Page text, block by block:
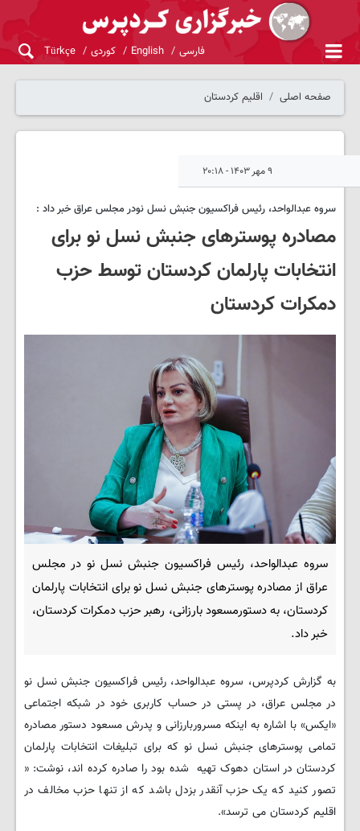
فارسی English کوردی Türkçe
صفحه اصلی اقلیم کردستان
۹ مهر ۱۴۰۳ - ۲۰:۱۸
سروه عبدالواحد، رئیس فراکسیون جنبش نسل نودر مجلس عراق خبر داد :
مصادره پوسترهای جنبش نسل نو برای
انتخابات پارلمان کردستان توسط حزب
دمکرات کردستان
سروه عبدالواحد، رئیس فراکسیون جنبش نسل نو در مجلس
عراق از مصادره پوسترهای جنبش نسل نو برای انتخابات پارلمان
کردستان، به دستورمسعود بارزانی، رهبر حزب دمکرات کردستان،
خبر داد.
به گزارش کردپرس، سروه عبدالواحد، رئیس فراکسیون جنبش نسل نو
در مجلس عراق، در پستی در حساب کاربری خود در شبکه اجتماعی
«ایکس» با اشاره به اینکه مسروربارزانی و پدرش مسعود دستور مصادره
تمامی پوسترهای جنبش نسل نو که برای تبلیغات انتخابات پارلمان
کردستان در استان دهوک تهیه شده بود را صادره کرده اند، نوشت: «
تصور کنید که یک حزب آنقدر بزدل باشد که از تنها حزب مخالف در
اقلیم کردستان می ترسد».